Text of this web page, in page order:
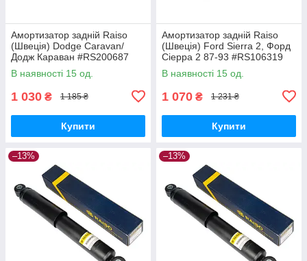
Амортизатор задній Raiso
(Швеція) Dodge Caravan/
Додж Караван #RS200687
UAKHNFL17
В наявності 15 од.
1 030 ₴ 1 185 ₴
Купити
Амортизатор задній Raiso
(Швеція) Ford Sierra 2, Форд
Сіерра 2 87-93 #RS106319
UAORWYI17
В наявності 15 од.
1 070 ₴ 1 231 ₴
Купити
–13% –13%